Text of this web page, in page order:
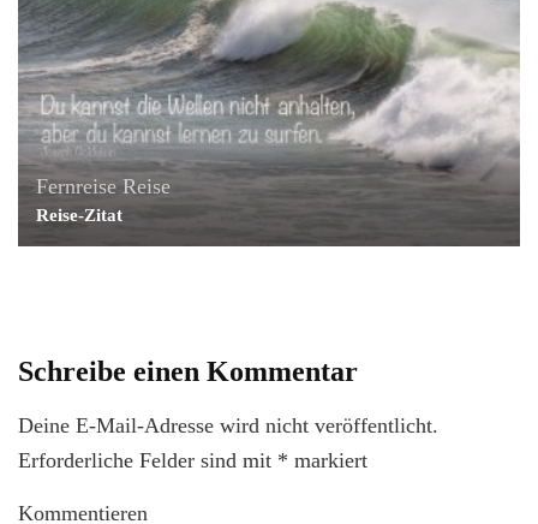
Fernreise Reise
Reise-Zitat
Schreibe einen Kommentar
Deine E-Mail-Adresse wird nicht veröffentlicht.
Erforderliche Felder sind mit * markiert
Kommentieren